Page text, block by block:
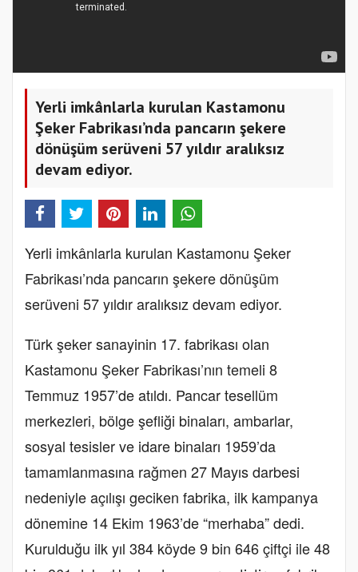
Yerli imkânlarla kurulan Kastamonu
Şeker Fabrikası’nda pancarın şekere
dönüşüm serüveni 57 yıldır aralıksız
devam ediyor.
Yerli imkânlarla kurulan Kastamonu Şeker
Fabrikası’nda pancarın şekere dönüşüm
serüveni 57 yıldır aralıksız devam ediyor.
Türk şeker sanayinin 17. fabrikası olan
Kastamonu Şeker Fabrikası’nın temeli 8
Temmuz 1957’de atıldı. Pancar tesellüm
merkezleri, bölge şefliği binaları, ambarlar,
sosyal tesisler ve idare binaları 1959’da
tamamlanmasına rağmen 27 Mayıs darbesi
nedeniyle açılışı geciken fabrika, ilk kampanya
dönemine 14 Ekim 1963’de “merhaba” dedi.
Kurulduğu ilk yıl 384 köyde 9 bin 646 çiftçi ile 48